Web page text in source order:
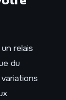
relais
du